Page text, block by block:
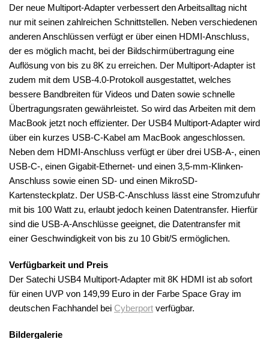
Der neue Multiport-Adapter verbessert den Arbeitsalltag nicht
nur mit seinen zahlreichen Schnittstellen. Neben verschiedenen
anderen Anschlüssen verfügt er über einen HDMI-Anschluss,
der es möglich macht, bei der Bildschirmübertragung eine
Auflösung von bis zu 8K zu erreichen. Der Multiport-Adapter ist
zudem mit dem USB-4.0-Protokoll ausgestattet, welches
bessere Bandbreiten für Videos und Daten sowie schnelle
Übertragungsraten gewährleistet. So wird das Arbeiten mit dem
MacBook jetzt noch effizienter. Der USB4 Multiport-Adapter wird
über ein kurzes USB-C-Kabel am MacBook angeschlossen.
Neben dem HDMI-Anschluss verfügt er über drei USB-A-, einen
USB-C-, einen Gigabit-Ethernet- und einen 3,5-mm-Klinken-
Anschluss sowie einen SD- und einen MikroSD-
Kartensteckplatz. Der USB-C-Anschluss lässt eine Stromzufuhr
mit bis 100 Watt zu, erlaubt jedoch keinen Datentransfer. Hierfür
sind die USB-A-Anschlüsse geeignet, die Datentransfer mit
einer Geschwindigkeit von bis zu 10 Gbit/S ermöglichen.
Verfügbarkeit und Preis
Der Satechi USB4 Multiport-Adapter mit 8K HDMI ist ab sofort
für einen UVP von 149,99 Euro in der Farbe Space Gray im
deutschen Fachhandel bei Cyberport verfügbar.
Bildergalerie